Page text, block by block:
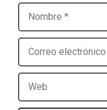
Nombre
Correo
electrónico
Web